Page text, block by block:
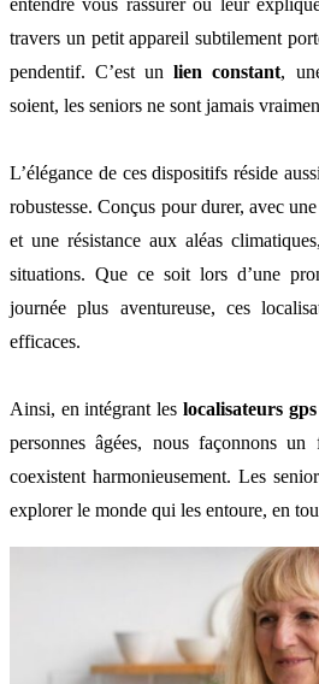
entendre vous rassurer ou leur
travers un petit appareil subtilement
pendentif. C’est unlien constant,
soient, les seniors ne sont jamais
L’élégance de ces dispositifs réside
robustesse. Conçus pour durer, avec
et une résistance aux aléas
situations. Que ce soit lors d’une
journée plus aventureuse, ces
efficaces.
Ainsi, en intégrant les localisateurs gps
personnes âgées, nous façonnons
coexistent harmonieusement. Les
explorer le monde qui les entoure, en